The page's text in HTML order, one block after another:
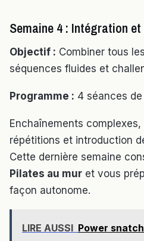
Semaine 4 : Intégration
Objectif : Combiner tous
séquences fluides et
Programme : 4 séances
Enchaînements
répétitions et introduction
Cette dernière semaine
Pilates au mur et vous
façon autonome.
LIRE AUSSI Power